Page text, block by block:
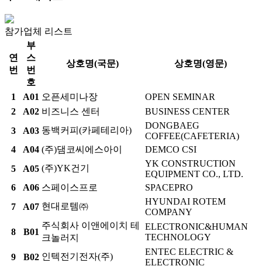
참가업체 리스트
연
번
부
스
번
호
상호명(국문) 상호명(영문)
1 A01 오픈세미나장
OPEN SEMINAR
2
A02 비즈니스 센터
BUSINESS CENTER
3
A03 동백커피(카페테리아)
DONGBAEG
COFFEE(CAFETERIA)
4
A04 (주)댐코씨에스아이
DEMCO CSI
5
A05 (주)YK건기
YK CONSTRUCTION
EQUIPMENT CO., LTD.
6
A06 스페이스프로
SPACEPRO
7
A07 현대로템㈜
HYUNDAI ROTEM
COMPANY
8
B01
주식회사 이앤에이치 테
크놀러지
ELECTRONIC&HUMAN
TECHNOLOGY
9
B02 인텍전기전자(주)
ENTEC ELECTRIC &
ELECTRONIC